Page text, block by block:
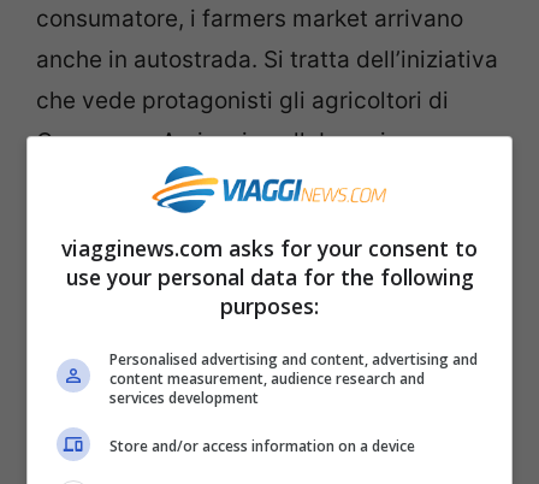
consumatore, i farmers market arrivano
anche in autostrada. Si tratta dell’iniziativa
che vede protagonisti gli agricoltori di
Campagna Amica, in collaborazione con
Autostrade per l’Italia, Codacons e
appuntamenti previsti e delle offerte si
terrà oggi, mercoledì 25 maggio, ore 11,00,
al Centro Palazzo Rospigliosi in via XXIV
Maggio 43 a Roma.
viagginews.com asks for your consent to
use your personal data for the following
purposes:
Personalised advertising and content, advertising and
content measurement, audience research and
services development
Store and/or access information on a device